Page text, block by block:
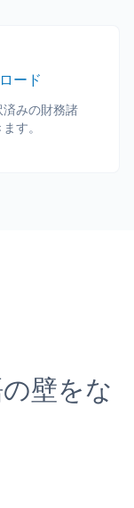
ード
みの財務諸
す。
壁をな